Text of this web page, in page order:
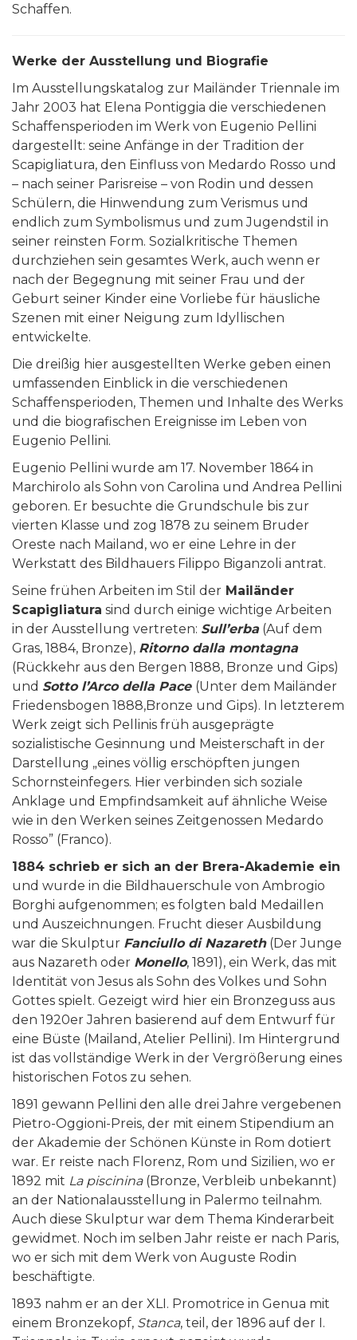
Schaffen.
Werke der Ausstellung und Biografie
Im Ausstellungskatalog zur Mailänder Triennale im
Jahr 2003 hat Elena Pontiggia die verschiedenen
Schaffensperioden im Werk von Eugenio Pellini
dargestellt: seine Anfänge in der Tradition der
Scapigliatura, den Einfluss von Medardo Rosso und
– nach seiner Parisreise – von Rodin und dessen
Schülern, die Hinwendung zum Verismus und
endlich zum Symbolismus und zum Jugendstil in
seiner reinsten Form. Sozialkritische Themen
durchziehen sein gesamtes Werk, auch wenn er
nach der Begegnung mit seiner Frau und der
Geburt seiner Kinder eine Vorliebe für häusliche
Szenen mit einer Neigung zum Idyllischen
entwickelte.
Die dreißig hier ausgestellten Werke geben einen
umfassenden Einblick in die verschiedenen
Schaffensperioden, Themen und Inhalte des Werks
und die biografischen Ereignisse im Leben von
Eugenio Pellini.
Eugenio Pellini wurde am 17. November 1864 in
Marchirolo als Sohn von Carolina und Andrea Pellini
geboren. Er besuchte die Grundschule bis zur
vierten Klasse und zog 1878 zu seinem Bruder
Oreste nach Mailand, wo er eine Lehre in der
Werkstatt des Bildhauers Filippo Biganzoli antrat.
Seine frühen Arbeiten im Stil der Mailänder
Scapigliatura sind durch einige wichtige Arbeiten
in der Ausstellung vertreten: Sull’erba(Auf dem
Gras, 1884, Bronze), Ritorno dalla montagna
(Rückkehr aus den Bergen 1888, Bronze und Gips)
und Sotto l’Arco della Pace (Unter dem Mailänder
Friedensbogen 1888,Bronze und Gips). In letzterem
Werk zeigt sich Pellinis früh ausgeprägte
sozialistische Gesinnung und Meisterschaft in der
Darstellung „eines völlig erschöpften jungen
Schornsteinfegers. Hier verbinden sich soziale
Anklage und Empfindsamkeit auf ähnliche Weise
wie in den Werken seines Zeitgenossen Medardo
Rosso” (Franco).
1884 schrieb er sich an der Brera-Akademie ein
und wurde in die Bildhauerschule von Ambrogio
Borghi aufgenommen; es folgten bald Medaillen
und Auszeichnungen. Frucht dieser Ausbildung
war die Skulptur Fanciullo di Nazareth(Der Junge
aus Nazareth oder Monello, 1891), ein Werk, das mit
Identität von Jesus als Sohn des Volkes und Sohn
Gottes spielt. Gezeigt wird hier ein Bronzeguss aus
den 1920er Jahren basierend auf dem Entwurf für
eine Büste (Mailand, Atelier Pellini). Im Hintergrund
ist das vollständige Werk in der Vergrößerung eines
historischen Fotos zu sehen.
1891 gewann Pellini den alle drei Jahre vergebenen
Pietro-Oggioni-Preis, der mit einem Stipendium an
der Akademie der Schönen Künste in Rom dotiert
war. Er reiste nach Florenz, Rom und Sizilien, wo er
1892 mit La piscinina(Bronze, Verbleib unbekannt)
an der Nationalausstellung in Palermo teilnahm.
Auch diese Skulptur war dem Thema Kinderarbeit
gewidmet. Noch im selben Jahr reiste er nach Paris,
wo er sich mit dem Werk von Auguste Rodin
beschäftigte.
1893 nahm er an der XLI. Promotrice in Genua mit
einem Bronzekopf, Stanca, teil, der 1896 auf der I.